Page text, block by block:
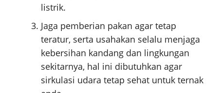
listrik.
Jaga pemberian pakan agar tetap
teratur, serta usahakan selalu menjaga
kebersihan kandang dan lingkungan
sekitarnya, hal ini dibutuhkan agar
sirkulasi udara tetap sehat untuk ternak